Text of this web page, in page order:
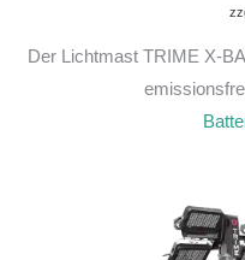
Der Lichtmast TRIME X-